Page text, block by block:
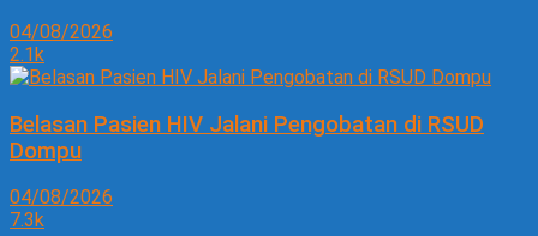
04/08/2026
2.1k
Belasan Pasien HIV Jalani Pengobatan di RSUD
Dompu
04/08/2026
7.3k